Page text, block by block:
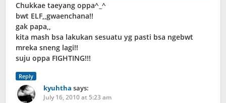
Chukkae taeyang oppa^_^
bwt ELF,,gwaenchana!!
gak papa,,
kita mash bsa lakukan sesuatu yg pasti bsa ngebwt
mreka sneng lagi!!
suju oppa FIGHTING!!!
Reply
kyuhtha says:
July 16, 2010 at 5:23 am